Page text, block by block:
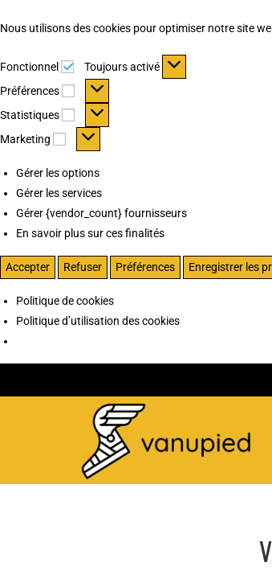
Nous utilisons des cookies pour optimiser notre site
Fonctionnel Fonctionnel
Toujours activé
Préférences
Préférences
Statistiques Statistiques
Marketing Marketing
Gérer les options
Gérer les services
Gérer {vendor_count} fournisseurs
En savoir plus sur ces finalités
Accepter Refuser Préférences Enregistrer les
Politique de cookies
Politique d’utilisation des cookies